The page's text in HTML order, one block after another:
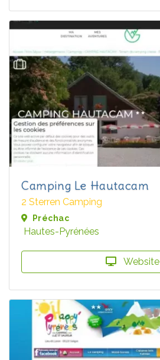
Camping Le Hautacam
2 Sterren Camping
Préchac
Hautes-Pyrénées
Website